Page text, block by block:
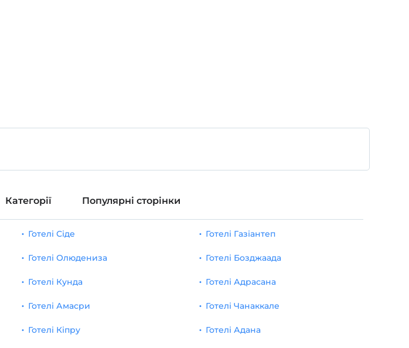
Категорії Популярні сторінки
Готелі Сіде
Готелі Олюдениза
Готелі Кунда
Готелі Амасри
Готелі Кіпру
Готелі Газіантеп
Готелі Бозджаада
Готелі Адрасана
Готелі Чанаккале
Готелі Адана